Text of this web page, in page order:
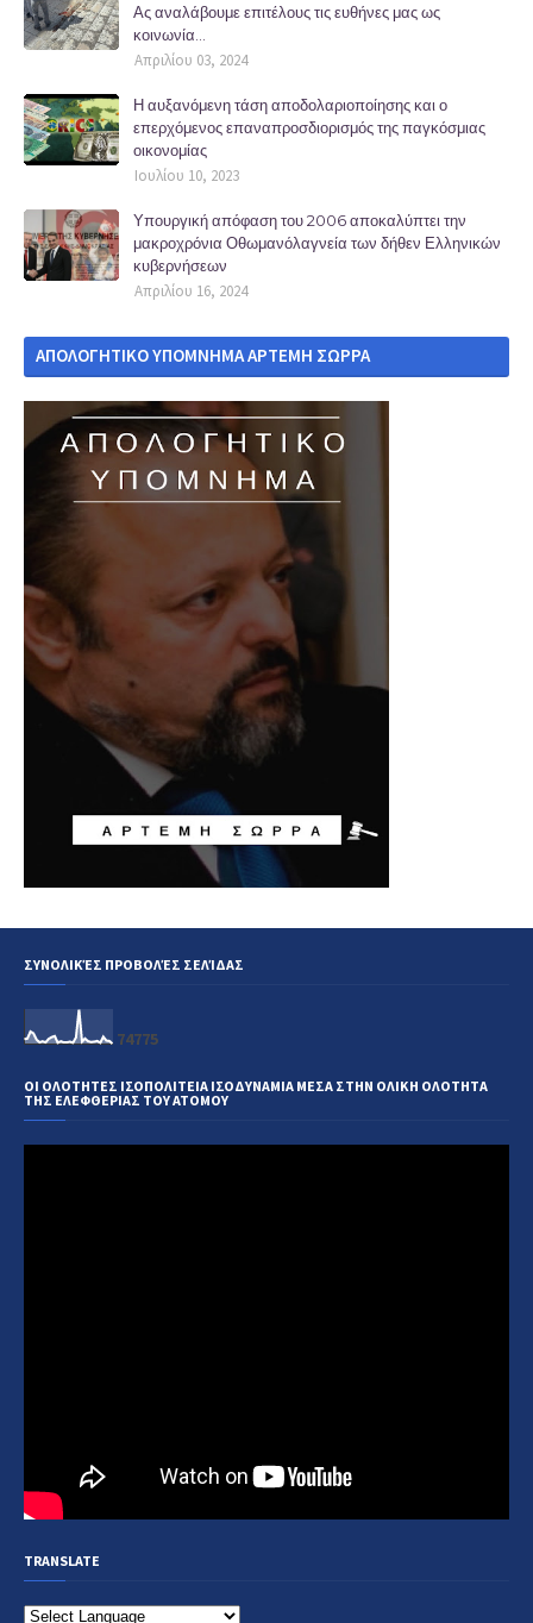
Ας αναλάβουμε επιτέλους τις ευθήνες μας ως
κοινωνία...
Απριλίου 03, 2024
Η αυξανόμενη τάση αποδολαριοποίησης και ο
επερχόμενος επαναπροσδιορισμός της παγκόσμιας
οικονομίας
Ιουλίου 10, 2023
Υπουργική απόφαση του 2006 αποκαλύπτει την
μακροχρόνια Οθωμανόλαγνεία των δήθεν Ελληνικών
κυβερνήσεων
Απριλίου 16, 2024
ΑΠΟΛΟΓΗΤΙΚΟ ΥΠΟΜΝΗΜΑ ΑΡΤΕΜΗ ΣΩΡΡΑ
ΣΥΝΟΛΙΚΈΣ ΠΡΟΒΟΛΈΣ ΣΕΛΊΔΑΣ
74775
ΟΙ ΟΛΟΤΗΤΕΣ ΙΣΟΠΟΛΙΤΕΙΑ ΙΣΟΔΥΝΑΜΙΑ ΜΕΣΑ ΣΤΗΝ ΟΛΙΚΗ ΟΛΟΤΗΤΑ
ΤΗΣ ΕΛΕΦΘΕΡΙΑΣ ΤΟΥ ΑΤΟΜΟΥ
TRANSLATE